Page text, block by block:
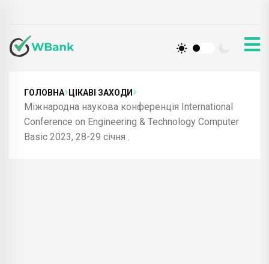
ГОЛОВНА ЦІКАВІ ЗАХОДИ
Міжнародна наукова конференція International
Conference on Engineering & Technology Computer
Basic 2023, 28-29 січня .